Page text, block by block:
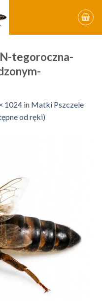
tegoroczna-
1024 in Matki Pszczele
od ręki)